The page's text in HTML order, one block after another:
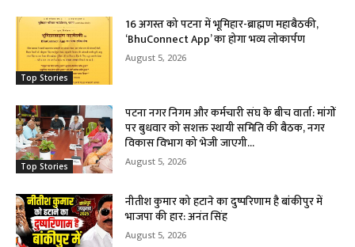
Top Stories
16 अगस्त को पटना में भूमिहार-ब्राह्मण महाबैठकी,
‘BhuConnect App’ का होगा भव्य लोकार्पण
August 5, 2026
Top Stories
पटना नगर निगम और कर्मचारी संघ के बीच वार्ता: मांगों
पर बुधवार को सशक्त स्थायी समिति की बैठक, नगर
विकास विभाग को भेजी जाएगी...
August 5, 2026
नीतीश कुमार को हटाने का दुष्परिणाम है बांकीपुर में
भाजपा की हार: अनंत सिंह
August 5, 2026